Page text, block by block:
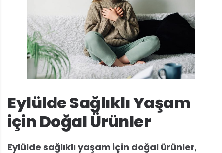
Eylülde Sağlıklı Yaşam
için Doğal Ürünler
Eylülde sağlıklı yaşam için doğal ürünler,